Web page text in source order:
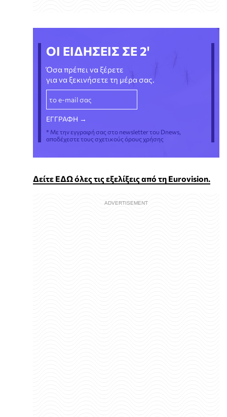
ΟΙ ΕΙΔΗΣΕΙΣ ΣΕ 2'
Όσα πρέπει να ξέρετε
για να ξεκινήσετε τη μέρα σας.
* Με την εγγραφή σας στο newsletter του Dnews,
αποδέχεστε τους σχετικούς όρους χρήσης
Δείτε ΕΔΩ όλες τις εξελίξεις από τη Eurovision.